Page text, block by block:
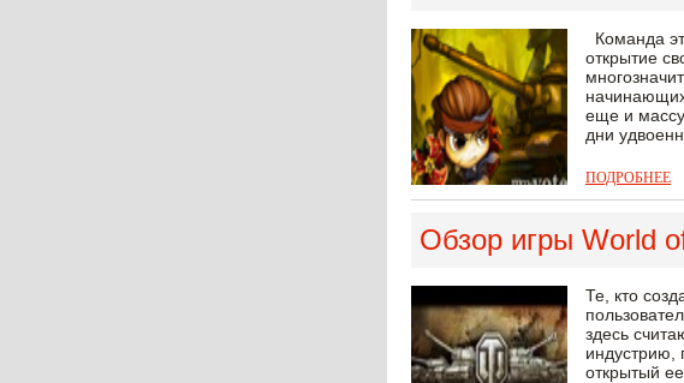
Команда
открытие
еще и
дни
ПОДРОБНЕЕ
Обзор игры World
Те, кто
здесь
индустрию,
открытый